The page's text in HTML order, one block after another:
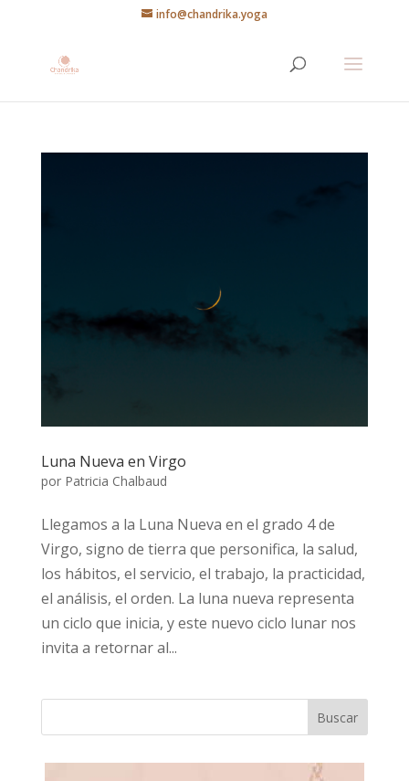
info@chandrika.yoga
Luna Nueva en Virgo
por Patricia Chalbaud
Llegamos a la Luna Nueva en el grado 4 de
Virgo, signo de tierra que personifica, la salud,
los hábitos, el servicio, el trabajo, la practicidad,
el análisis, el orden. La luna nueva representa
un ciclo que inicia, y este nuevo ciclo lunar nos
invita a retornar al...